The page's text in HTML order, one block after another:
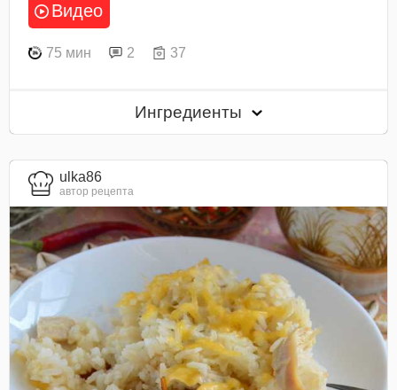
Видео
75 мин 2 37
Ингредиенты
ulka86
автор рецепта